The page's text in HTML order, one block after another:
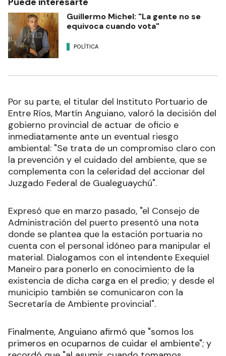
Guillermo Michel: "La gente no se
equivoca cuando vota"
POLÍTICA
Por su parte, el titular del Instituto Portuario de
Entre Ríos, Martín Anguiano, valoró la decisión del
gobierno provincial de actuar de oficio e
inmediatamente ante un eventual riesgo
ambiental: "Se trata de un compromiso claro con
la prevención y el cuidado del ambiente, que se
complementa con la celeridad del accionar del
Juzgado Federal de Gualeguaychú".
Expresó que en marzo pasado, "el Consejo de
Administración del puerto presentó una nota
donde se plantea que la estación portuaria no
cuenta con el personal idóneo para manipular el
material. Dialogamos con el intendente Exequiel
Maneiro para ponerlo en conocimiento de la
existencia de dicha carga en el predio; y desde el
municipio también se comunicaron con la
Secretaría de Ambiente provincial".
Finalmente, Anguiano afirmó que "somos los
primeros en ocuparnos de cuidar el ambiente"; y